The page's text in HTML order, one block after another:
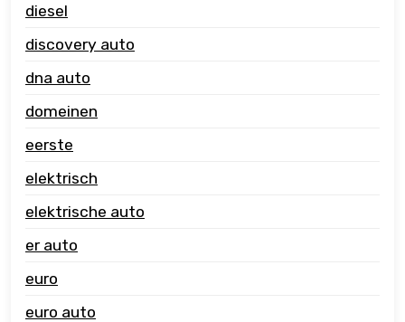
diesel
discovery auto
dna auto
domeinen
eerste
elektrisch
elektrische auto
er auto
euro
euro auto